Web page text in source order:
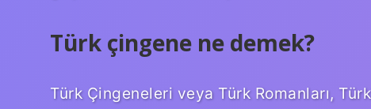
Türk çingene ne demek?
Türk Çingeneleri veya Türk Romanları,